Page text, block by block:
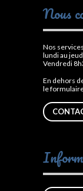
Nous
Nos
lundi au
Vendredi
En dehors
le